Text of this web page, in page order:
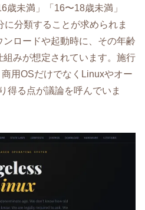
歳未満」「16〜18歳未満」
に分類することが求められま
ロードや起動時に、その年齢
みが想定されています。施行
用OSだけでなくLinuxやオー
得る点が議論を呼んでいま